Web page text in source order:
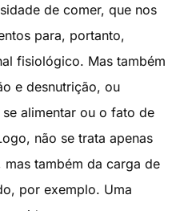
de comer, que nos
para, portanto,
fisiológico. Mas também
e desnutrição, ou
alimentar ou o fato de
não se trata apenas
também da carga de
por exemplo. Uma